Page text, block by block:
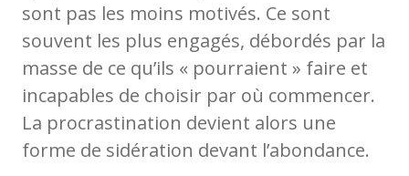
sont pas les moins motivés. Ce sont
souvent les plus engagés, débordés par la
masse de ce qu’ils « pourraient » faire et
incapables de choisir par où commencer.
La procrastination devient alors une
forme de sidération devant l’abondance.